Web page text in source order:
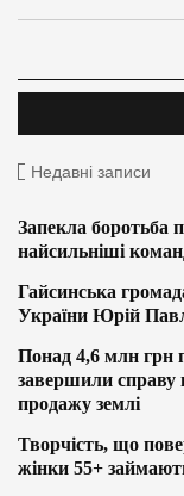
Недавні записи
Запекла боротьба
найсильніші
Гайсинська
України Юрій
Понад 4,6 млн грн
завершили справу
продажу землі
Творчість, що
жінки 55+